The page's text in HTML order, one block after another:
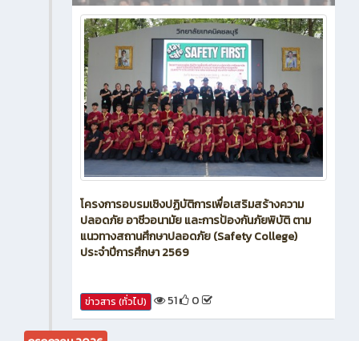
3 วัน ที่ผ่านมา
ข่าวสาร
โครงการอบรมเชิงปฏิบัติการเพื่อเสริมสร้างความ
ปลอดภัย อาชีวอนามัย และการป้องกันภัยพิบัติ ตาม
แนวทางสถานศึกษาปลอดภัย (Safety College)
51 0